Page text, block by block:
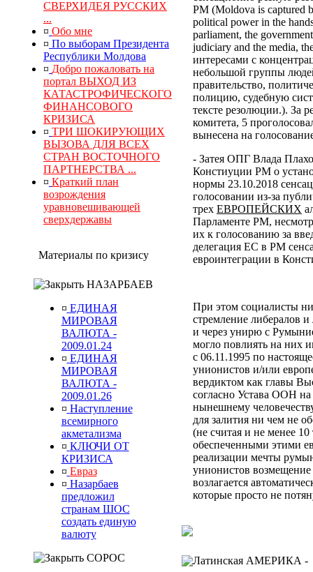
СВЕРХИДЕЯ РУССКИХ
...
¤ Обо мне
¤ По выборам Президента
Республики Молдова
¤ Добро пожаловать на
портал ВЫХОД ИЗ
КАТАСТРОФИЧЕСКОГО
ФИНАНСОВОГО
КРИЗИСА
¤ ТРИ ШОКИРУЮЩИХ
ВЫЗОВА ДЛЯ ВСЕХ
СТРАН ВОСТОЧНОГО
ПАРТНЕРСТВА ...
¤ Краткий план
возрождения
уравновешивающей
сверхдержавы
Материалы по кризису
НАЗАРБАЕВ
¤ ЕДИНАЯ
МИРОВАЯ
ВАЛЮТА -
2009.01.24
¤ ЕДИНАЯ
МИРОВАЯ
ВАЛЮТА -
2009.01.26
¤ Наступление
всемирного
акметализма
¤ КЛЮЧИ ОТ
КРИЗИСА
¤ Евраз
¤ Назарбаев
предложил
странам ШОС
создать единую
валюту
СОРОС
РМ (Moldova is captured
political power in the
parliament, the
judiciary and the media,
интересами с
небольшой группы
правительство,
полицию, судебную
тексте резолюции.). За
комитета, 5
вынесена на
- Затея ОПГ Влада
Констиуции РМ о
нормы 23.10.2018
голосовании из-за
трех ЕВРОПЕЙСКИХ
Парламенте РМ,
их к голосованию за
делегация ЕС в РМ
евроинтеграции в
При этом социалисты
стремление либералов
и через унирю с
могло повлиять на них
с 06.11.1995 по
унионистов и/или
вердиктом как главы
согласно Устава ООН
нынешнему
для залития ни чем не
(не считая и не менее
обеспеченными этими
реализации мечты
унионистов возмещение
возлагается
которые просто не
Латинская АМЕРИКА -